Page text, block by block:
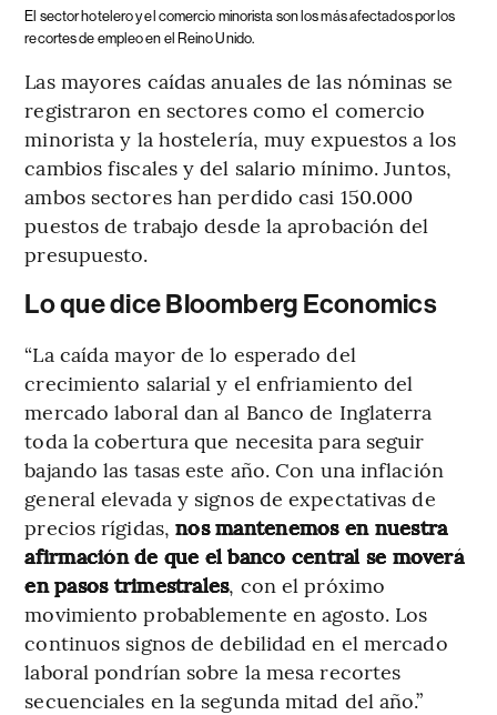
El sector hotelero y el comercio minorista son los más afectados por los
recortes de empleo en el Reino Unido.
Las mayores caídas anuales de las nóminas se
registraron en sectores como el comercio
minorista y la hostelería, muy expuestos a los
cambios fiscales y del salario mínimo. Juntos,
ambos sectores han perdido casi 150.000
puestos de trabajo desde la aprobación del
presupuesto.
Lo que dice Bloomberg Economics
“La caída mayor de lo esperado del
crecimiento salarial y el enfriamiento del
mercado laboral dan al Banco de Inglaterra
toda la cobertura que necesita para seguir
bajando las tasas este año. Con una inflación
general elevada y signos de expectativas de
precios rígidas, nos mantenemos en nuestra
afirmación de que el banco central se moverá
en pasos trimestrales, con el próximo
movimiento probablemente en agosto. Los
continuos signos de debilidad en el mercado
laboral pondrían sobre la mesa recortes
secuenciales en la segunda mitad del año.”